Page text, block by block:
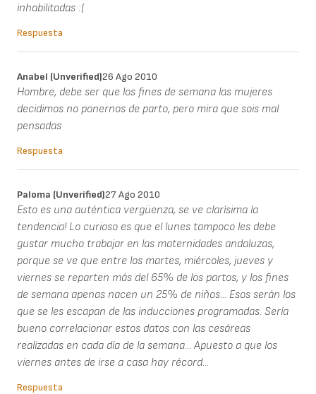
inhabilitadas :(
Respuesta
Anabel (unverified)26 Ago 2010
Hombre, debe ser que los fines de semana las mujeres
decidimos no ponernos de parto, pero mira que sois mal
pensadas
Respuesta
Paloma (unverified)27 Ago 2010
Esto es una auténtica vergüenza, se ve clarísima la
tendencia! Lo curioso es que el lunes tampoco les debe
gustar mucho trabajar en las maternidades andaluzas,
porque se ve que entre los martes, miércoles, jueves y
viernes se reparten más del 65% de los partos, y los fines
de semana apenas nacen un 25% de niños... Esos serán los
que se les escapan de las inducciones programadas. Sería
bueno correlacionar estos datos con las cesáreas
realizadas en cada día de la semana... Apuesto a que los
viernes antes de irse a casa hay récord...
Respuesta